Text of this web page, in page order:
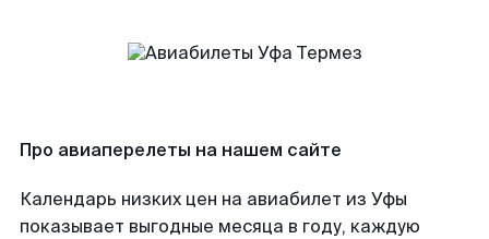
Про авиаперелеты на нашем сайте
Календарь низких цен на авиабилет из Уфы
показывает выгодные месяца в году, каждую